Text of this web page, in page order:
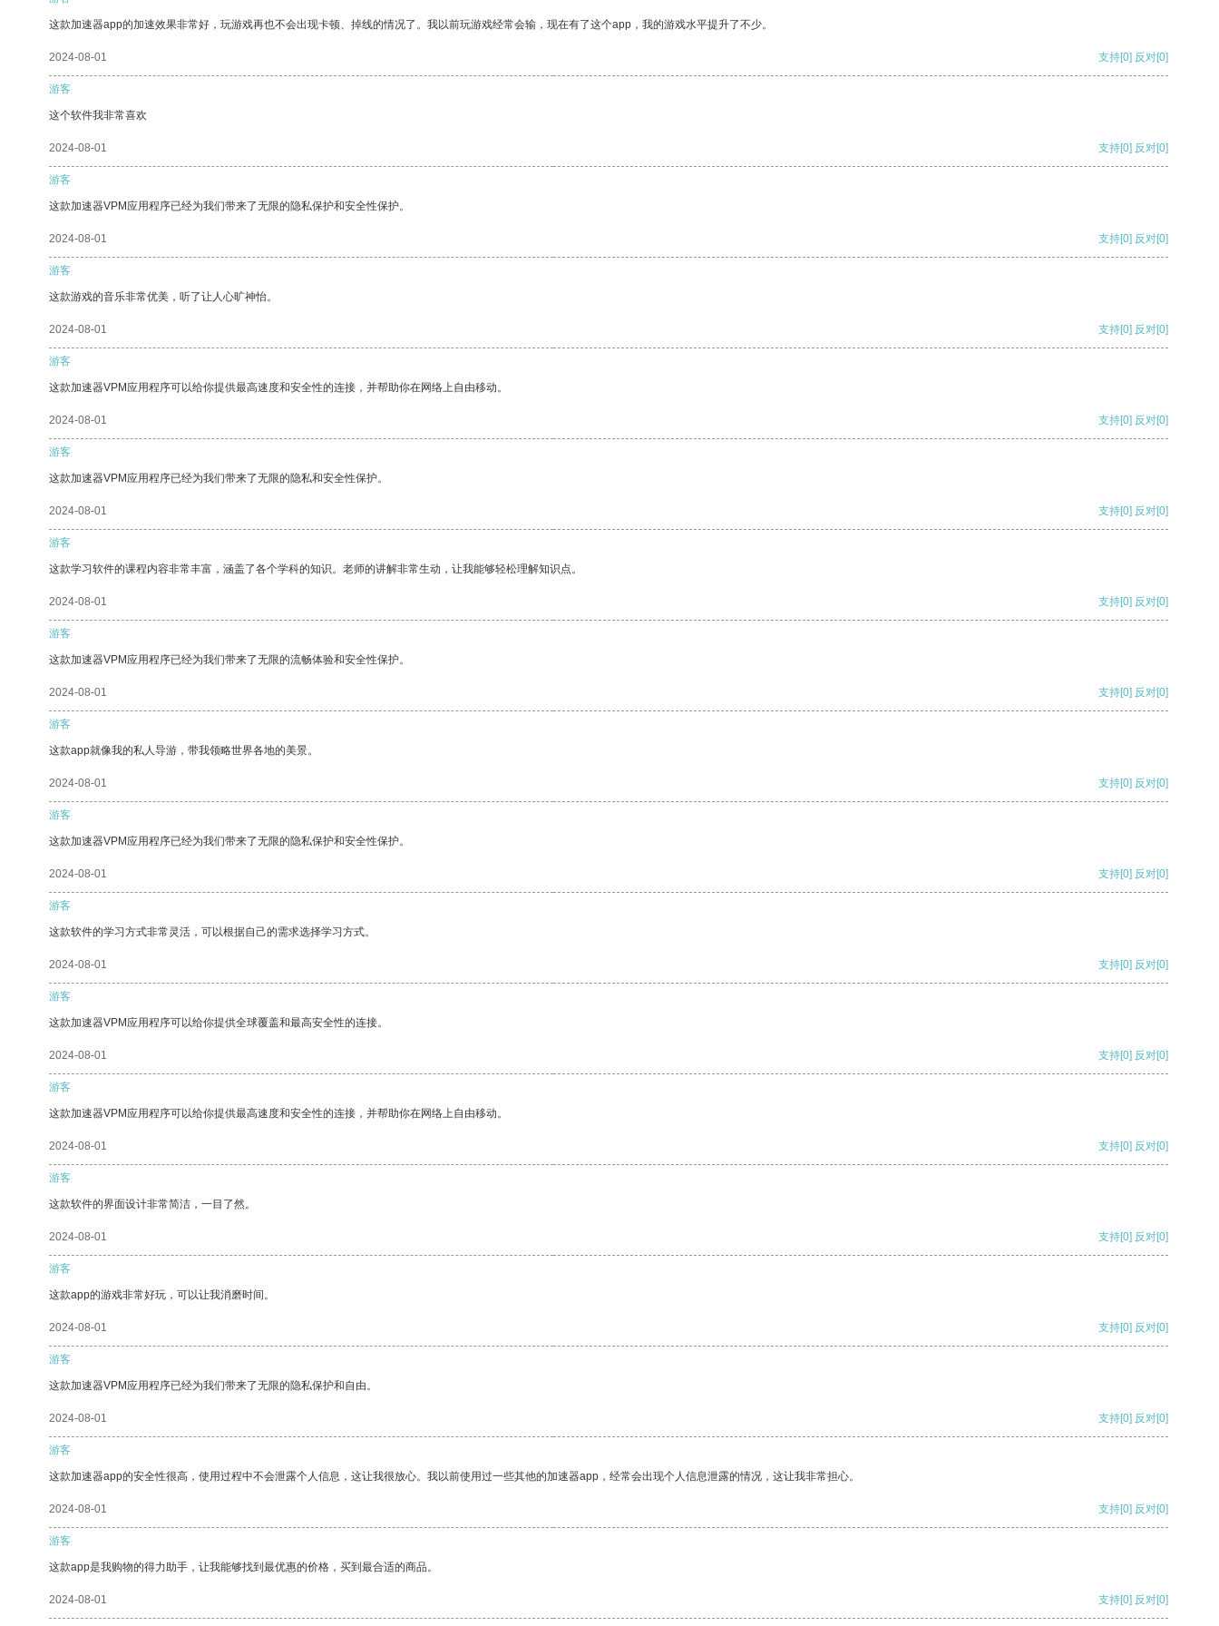
这款加速器app的加速效果非常好，玩游戏再也不会出现卡顿、掉线的情况了。我以前玩游戏经常会输，现在有了这个app，我的游戏水平提升了不少。
2024-08-01 支持[0] 反对[0]
游客
这个软件我非常喜欢
2024-08-01 支持[0] 反对[0]
游客
这款加速器VPM应用程序已经为我们带来了无限的隐私保护和安全性保护。
2024-08-01 支持[0] 反对[0]
游客
这款游戏的音乐非常优美，听了让人心旷神怡。
2024-08-01 支持[0] 反对[0]
游客
这款加速器VPM应用程序可以给你提供最高速度和安全性的连接，并帮助你在网络上自由移动。
2024-08-01 支持[0] 反对[0]
游客
这款加速器VPM应用程序已经为我们带来了无限的隐私和安全性保护。
2024-08-01 支持[0] 反对[0]
游客
这款学习软件的课程内容非常丰富，涵盖了各个学科的知识。老师的讲解非常生动，让我能够轻松理解知识点。
2024-08-01 支持[0] 反对[0]
游客
这款加速器VPM应用程序已经为我们带来了无限的流畅体验和安全性保护。
2024-08-01 支持[0] 反对[0]
游客
这款app就像我的私人导游，带我领略世界各地的美景。
2024-08-01 支持[0] 反对[0]
游客
这款加速器VPM应用程序已经为我们带来了无限的隐私保护和安全性保护。
2024-08-01 支持[0] 反对[0]
游客
这款软件的学习方式非常灵活，可以根据自己的需求选择学习方式。
2024-08-01 支持[0] 反对[0]
游客
这款加速器VPM应用程序可以给你提供全球覆盖和最高安全性的连接。
2024-08-01 支持[0] 反对[0]
游客
这款加速器VPM应用程序可以给你提供最高速度和安全性的连接，并帮助你在网络上自由移动。
2024-08-01 支持[0] 反对[0]
游客
这款软件的界面设计非常简洁，一目了然。
2024-08-01 支持[0] 反对[0]
游客
这款app的游戏非常好玩，可以让我消磨时间。
2024-08-01 支持[0] 反对[0]
游客
这款加速器VPM应用程序已经为我们带来了无限的隐私保护和自由。
2024-08-01 支持[0] 反对[0]
游客
这款加速器app的安全性很高，使用过程中不会泄露个人信息，这让我很放心。我以前使用过一些其他的加速器app，经常会出现个人信息泄露的情况，这让我非常担心。
2024-08-01 支持[0] 反对[0]
游客
这款app是我购物的得力助手，让我能够找到最优惠的价格，买到最合适的商品。
2024-08-01 支持[0] 反对[0]